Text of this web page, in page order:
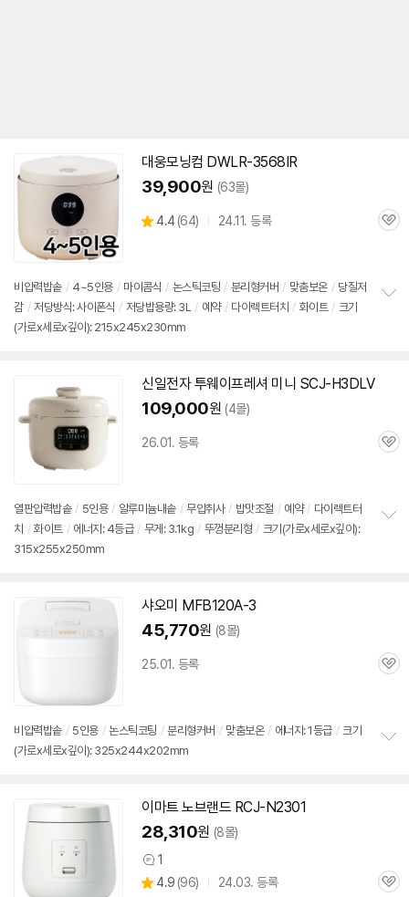
대웅모닝컴 DWLR-3568IR
39,900원 (63몰)
별
4.4 (상
뷰
64) 24.11. 등록
관
비압력밥솥 / 4~5인용 / 마이콤식 / 논스틱코팅 / 분리형커버 / 맞춤보온 / 당질저
감 / 저당방식: 사이폰식 / 저당밥용량: 3L / 예약 / 다이렉트터치 / 화이트 / 크기
(가로x세로x깊이): 215x245x230mm
신일전자 투웨이프레셔 미니 SCJ-H3DLV
109,000원 (4몰)
26.01. 등록
관
열판압력밥솥 / 5인용 / 알루미늄내솥 / 무압취사 / 밥맛조절 / 예약 / 다이렉트터
치 / 화이트 / 에너지: 4등급 / 무게: 3.1kg / 뚜껑분리형 / 크기(가로x세로x깊이):
315x255x250mm
샤오미 MFB120A-3
45,770원 (8몰)
25.01. 등록
관
비압력밥솥 / 5인용 / 논스틱코팅 / 분리형커버 / 맞춤보온 / 에너지: 1등급 / 크기
(가로x세로x깊이): 325x244x202mm
이마트 노브랜드 RCJ-N2301
28,310원 (8몰)
상
품
1
별
4.9 (상
96) 24.03. 등록
관